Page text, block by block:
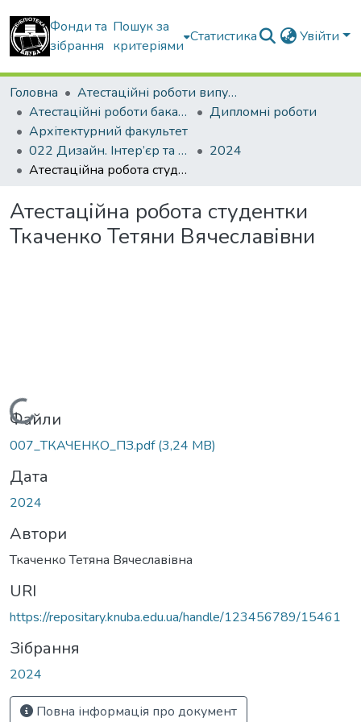
Фонди та
зібрання
Пошук за
критеріями
Статистика Увійти
Головна
Атестаційні роботи випускників
Атестаційні роботи бакалаврів
Дипломні роботи
Архітектурний факультет
022 Дизайн. Інтер’єр та обладнання
2024
Атестаційна робота студентки Ткаченко Тетяни Вячеславівни
Атестаційна робота студентки
Ткаченко Тетяни Вячеславівни
Вантажиться...
Файли
007_ТКАЧЕНКО_ПЗ.pdf(3,24 MB)
Дата
2024
Автори
Ткаченко Тетяна Вячеславівна
URI
https://repositary.knuba.edu.ua/handle/123456789/15461
Зібрання
2024
Повна інформація про документ